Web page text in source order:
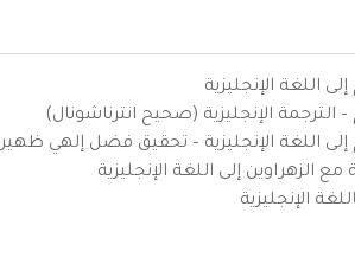
اللغة الإنجليزية
الترجمة الإنجليزية (صحيح انترناشونال)
إلى اللغة الإنجليزية – تحقيق فضل إلهي ظهير
الزهراوين إلى اللغة الإنجليزية
الإنجليزية